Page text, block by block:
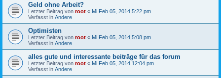
Geld ohne Arbeit?
Letzter Beitrag von root « Mi Feb 05, 2014 5:22 pm
Verfasst in Andere
Optimisten
Letzter Beitrag von root « Mi Feb 05, 2014 5:08 pm
Verfasst in Andere
alles gute und interessante beiträge für das forum
Letzter Beitrag von root « Mi Feb 05, 2014 12:04 pm
Verfasst in Andere